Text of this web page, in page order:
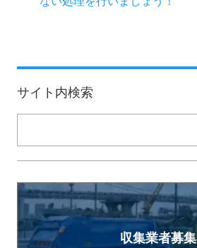
サイト内検索
収集業者募集